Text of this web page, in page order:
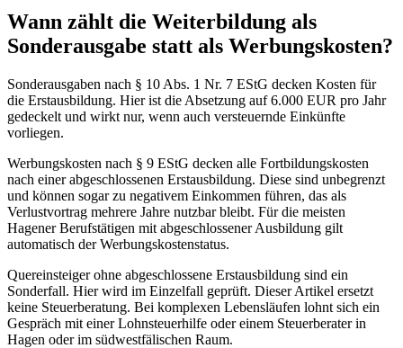
Wann zählt die Weiterbildung als
Sonderausgabe statt als Werbungskosten?
Sonderausgaben nach § 10 Abs. 1 Nr. 7 EStG decken Kosten für
die Erstausbildung. Hier ist die Absetzung auf 6.000 EUR pro Jahr
gedeckelt und wirkt nur, wenn auch versteuernde Einkünfte
vorliegen.
Werbungskosten nach § 9 EStG decken alle Fortbildungskosten
nach einer abgeschlossenen Erstausbildung. Diese sind unbegrenzt
und können sogar zu negativem Einkommen führen, das als
Verlustvortrag mehrere Jahre nutzbar bleibt. Für die meisten
Hagener Berufstätigen mit abgeschlossener Ausbildung gilt
automatisch der Werbungskostenstatus.
Quereinsteiger ohne abgeschlossene Erstausbildung sind ein
Sonderfall. Hier wird im Einzelfall geprüft. Dieser Artikel ersetzt
keine Steuerberatung. Bei komplexen Lebensläufen lohnt sich ein
Gespräch mit einer Lohnsteuerhilfe oder einem Steuerberater in
Hagen oder im südwestfälischen Raum.